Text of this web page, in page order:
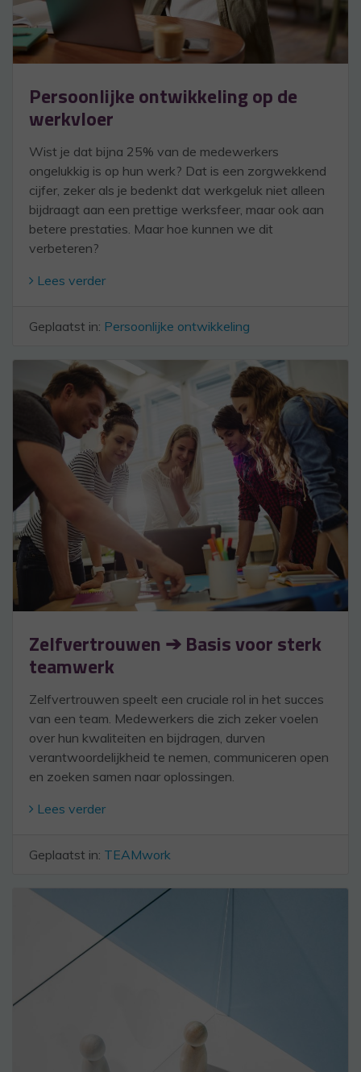
Persoonlijke ontwikkeling op de
werkvloer
Wist je dat bijna 25% van de medewerkers
ongelukkig is op hun werk? Dat is een zorgwekkend
cijfer, zeker als je bedenkt dat werkgeluk niet alleen
bijdraagt aan een prettige werksfeer, maar ook aan
betere prestaties. Maar hoe kunnen we dit
verbeteren?
Lees verder
Geplaatst in: Persoonlijke ontwikkeling
Zelfvertrouwen ➔ Basis voor sterk
teamwerk
Zelfvertrouwen speelt een cruciale rol in het succes
van een team. Medewerkers die zich zeker voelen
over hun kwaliteiten en bijdragen, durven
verantwoordelijkheid te nemen, communiceren open
en zoeken samen naar oplossingen.
Lees verder
Geplaatst in: TEAMwork